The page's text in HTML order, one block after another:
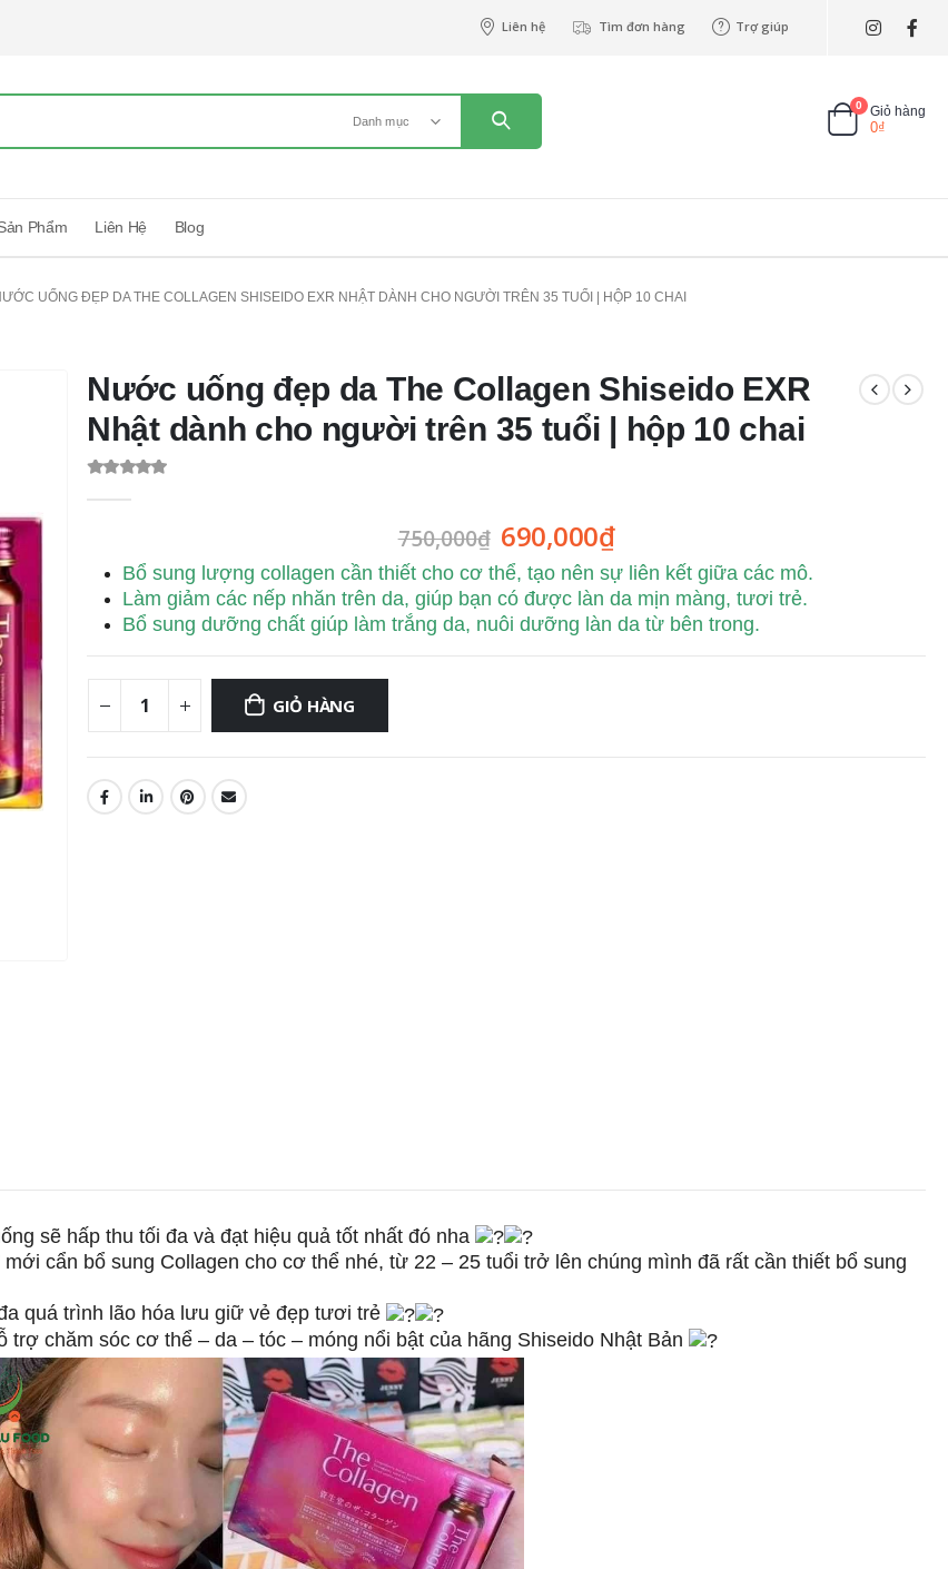
Liên hệ Tìm đơn hàng Trợ giúp
Danh mục
0 Giỏ hàng
0₫
Phẩm Liên Hệ Blog
UỐNG ĐẸP DA THE COLLAGEN SHISEIDO EXR NHẬT DÀNH CHO NGƯỜI TRÊN 35 TUỔI | HỘP 10 CHAI
Nước uống đẹp da The Collagen Shiseido EXR
Nhật dành cho người trên 35 tuổi | hộp 10 chai
750,000₫ 690,000₫
Bổ sung lượng collagen cần thiết cho cơ thể, tạo nên sự liên kết giữa các mô.
Làm giảm các nếp nhăn trên da, giúp bạn có được làn da mịn màng, tươi trẻ.
Bổ sung dưỡng chất giúp làm trắng da, nuôi dưỡng làn da từ bên trong.
GIỎ HÀNG
sẽ hấp thu tối đa và đạt hiệu quả tốt nhất đó nha
cẩn bổ sung Collagen cho cơ thể nhé, từ 22 – 25 tuổi trở lên chúng mình đã rất cần thiết bổ sung
quá trình lão hóa lưu giữ vẻ đẹp tươi trẻ
chăm sóc cơ thể – da – tóc – móng nổi bật của hãng Shiseido Nhật Bản